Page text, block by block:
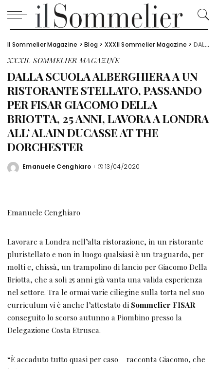
Il Sommelier Magazine >Blog > XXXIl Sommelier Magazine > DALLA SCUOLA ALBERGHIERA A UN RISTORANTE STELLATO, PASSANDO PER FISAR GIACOMO DELLA BRIOTTA, 25 ANNI, LAVORA A LONDRA ALL’ ALAIN DUCASSE AT THE DORCHESTER
XXXIL SOMMELIER MAGAZINE
DALLA SCUOLA ALBERGHIERA A UN
RISTORANTE STELLATO, PASSANDO
PER FISAR GIACOMO DELLA
BRIOTTA, 25 ANNI, LAVORA A LONDRA
ALL’ ALAIN DUCASSE AT THE
DORCHESTER
Posted
Emanuele Cenghiaro 13/04/2020
Emanuele Cenghiaro
Lavorare a Londra nell’alta ristorazione, in un ristorante
pluristellato e non in luogo qualsiasi è un traguardo, per
molti e, chissà, un trampolino di lancio per Giacomo Della
Briotta, che a soli 25 anni già vanta una valida esperienza
nel settore. Tra le ormai varie ciliegine sulla torta nel suo
curriculum vi è anche l’attestato di Sommelier FISAR
conseguito lo scorso autunno a Piombino presso la
Delegazione Costa Etrusca.
“È accaduto tutto quasi per caso – racconta Giacomo, che